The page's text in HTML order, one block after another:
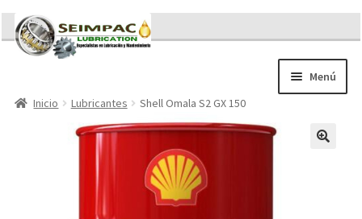
Ir
a
Ir
al
contenido
Menú
Sobre nosotros
Contacto/Solicitar Cotización
Inicio Lubricantes Shell Omala S2 GX 150